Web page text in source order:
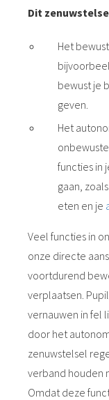
Dit
Het
bewust je
geven.
Het
functies in
gaan,
eten en je
Veel functies in
onze directe
voortdurend
verplaatsen.
vernauwen in fel
door het
zenuwstelsel
verband houden
Omdat deze
op